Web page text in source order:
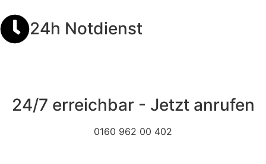
24h Notdienst
24/7 erreichbar - Jetzt anrufen
0160 962 00 402